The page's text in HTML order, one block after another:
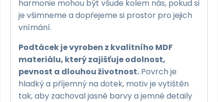
harmonie mohou být všude kolem nás, pokud si
je všimneme a dopřejeme si prostor pro jejich
vnímání.
Podtácek je vyroben z kvalitního MDF
materiálu, který zajišťuje odolnost,
pevnost a dlouhou životnost. Povrch je
hladký a příjemný na dotek, motiv je vytištěn
tak, aby zachoval jasné barvy a jemné detaily